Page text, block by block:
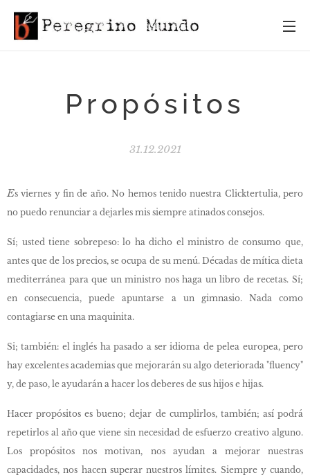
Propósitos
31.12.2021
Es viernes y fin de año. No hemos tenido nuestra Clicktertulia, pero
no puedo renunciar a dejarles mis siempre atinados consejos.
Sí; usted tiene sobrepeso: lo ha dicho el ministro de consumo que,
antes que de los precios, se ocupa de su menú. Décadas de mítica dieta
mediterránea para que un ministro nos haga un libro de recetas. Sí;
en consecuencia, puede apuntarse a un gimnasio. Nada como
contagiarse en una maquinita.
Si; también: el inglés ha pasado a ser idioma de pelea europea, pero
hay excelentes academias que mejorarán su algo deteriorada "fluency"
y, de paso, le ayudarán a hacer los deberes de sus hijos e hijas.
Hacer propósitos es bueno; dejar de cumplirlos, también; así podrá
repetirlos al año que viene sin necesidad de esfuerzo creativo alguno.
Los propósitos nos motivan, nos ayudan a mejorar nuestras
capacidades, nos hacen superar nuestros límites. Siempre y cuando,